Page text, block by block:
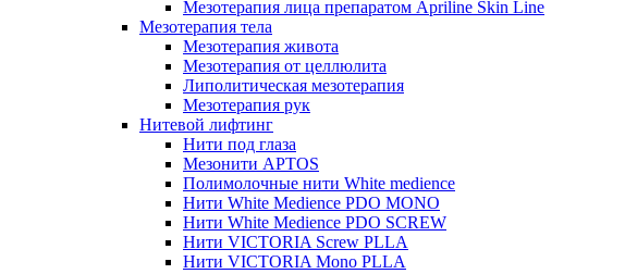
Мезотерапия лица препаратом Apriline Skin Line
Мезотерапия тела
Мезотерапия живота
Мезотерапия от целлюлита
Липолитическая мезотерапия
Мезотерапия рук
Нитевой лифтинг
Нити под глаза
Мезонити APTOS
Полимолочные нити White medience
Нити White Medience PDO MONO
Нити White Medience PDO SCREW
Нити VICTORIA Screw PLLA
Нити VICTORIA Mono PLLA